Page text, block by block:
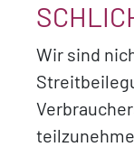
Wir sind